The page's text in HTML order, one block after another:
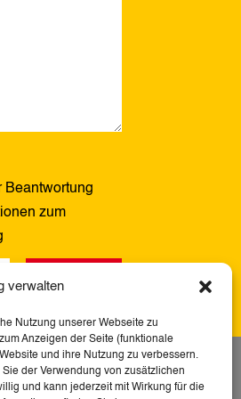
verwalten
Nutzung unserer Webseite zu
Anzeigen der Seite (funktionale
und ihre Nutzung zu verbessern.
der Verwendung von zusätzlichen
und kann jederzeit mit Wirkung für die
Beantwortung
zum
Senden